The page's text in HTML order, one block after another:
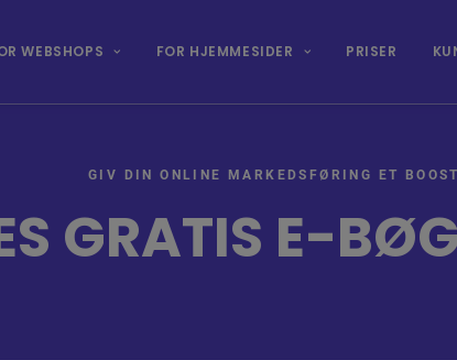
WEBSHOPS FOR HJEMMESIDER PRISER
GIV DIN ONLINE MARKEDSFØRING ET BOOST
GRATIS E-